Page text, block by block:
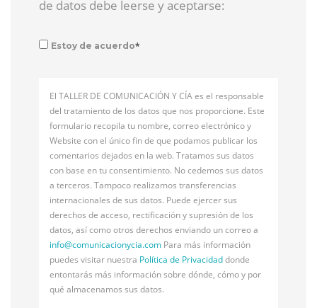
de datos debe leerse y aceptarse:
Estoy de acuerdo*
El TALLER DE COMUNICACIÓN Y CÍA es el responsable
del tratamiento de los datos que nos proporcione. Este
formulario recopila tu nombre, correo electrónico y
Website con el único fin de que podamos publicar los
comentarios dejados en la web. Tratamos sus datos
con base en tu consentimiento. No cedemos sus datos
a terceros. Tampoco realizamos transferencias
internacionales de sus datos. Puede ejercer sus
derechos de acceso, rectificación y supresión de los
datos, así como otros derechos enviando un correo a
info@comunicacionycia.com Para más información
puedes visitar nuestra Política de Privacidaddonde
entontarás más información sobre dónde, cómo y por
qué almacenamos sus datos.